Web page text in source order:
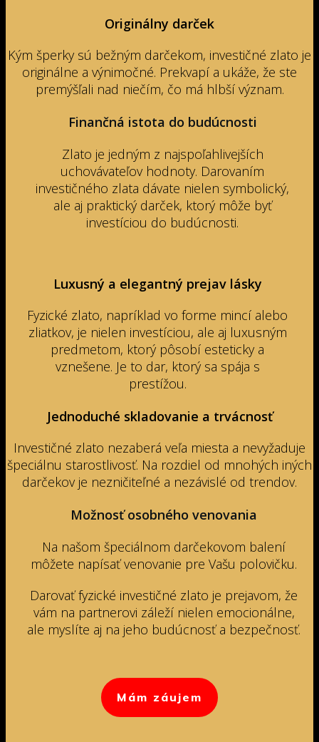
Originálny darček
Kým šperky sú bežným darčekom, investičné zlato je
originálne a výnimočné. Prekvapí a ukáže, že ste
premýšľali nad niečím, čo má hlbší význam.
Finančná istota do budúcnosti
Zlato je jedným z najspoľahlivejších
uchovávateľov hodnoty. Darovaním
investičného zlata dávate nielen symbolický,
ale aj praktický darček, ktorý môže byť
investíciou do budúcnosti.
Luxusný a elegantný prejav lásky
Fyzické zlato, napríklad vo forme mincí alebo
zliatkov, je nielen investíciou, ale aj luxusným
predmetom, ktorý pôsobí esteticky a
vznešene. Je to dar, ktorý sa spája s
prestížou.
Jednoduché skladovanie a trvácnosť
Investičné zlato nezaberá veľa miesta a nevyžaduje
špeciálnu starostlivosť. Na rozdiel od mnohých iných
darčekov je nezničiteľné a nezávislé od trendov.
Možnosť osobného venovania
Na našom špeciálnom darčekovom balení
môžete napísať venovanie pre Vašu polovičku.
Darovať fyzické investičné zlato je prejavom, že
vám na partnerovi záleží nielen emocionálne,
ale myslíte aj na jeho budúcnosť a bezpečnosť.
Mám záujem